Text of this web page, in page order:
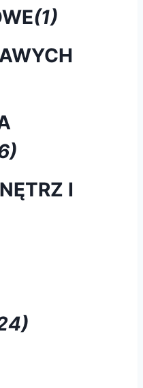
(1)
I